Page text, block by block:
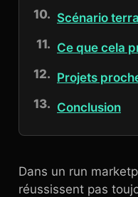
Scénario
Ce que cela
Projets
Conclusion
Dans un run
réussissent pas